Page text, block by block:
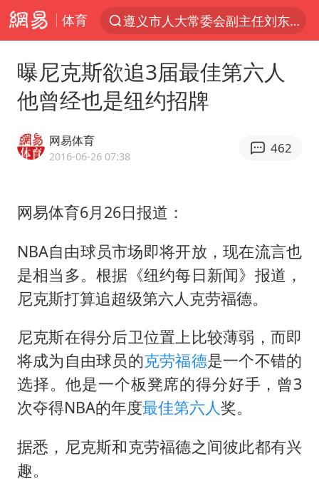
体育
遵义市人大常委会副主任刘东明被查
夜幕落下 运动上场
Meta被判支付5.67亿美元
男子结婚8年3个女儿均非亲生
公司“上四休三”但要降薪1000元
“中国蔬菜之乡”最高温达41.8℃
段绚竞因公牺牲 年仅44岁
97岁英国奶奶飞上天再破吉尼斯纪录
曝尼克斯欲追3届最佳第六人
他曾经也是纽约招牌
网易体育
2016-06-26 07:38
462
网易体育6月26日报道：
NBA自由球员市场即将开放，现在流言也
是相当多。根据《纽约每日新闻》报道，
尼克斯打算追超级第六人克劳福德。
尼克斯在得分后卫位置上比较薄弱，而即
将成为自由球员的克劳福德是一个不错的
选择。他是一个板凳席的得分好手，曾3
次夺得NBA的年度最佳第六人奖。
据悉，尼克斯和克劳福德之间彼此都有兴
趣。